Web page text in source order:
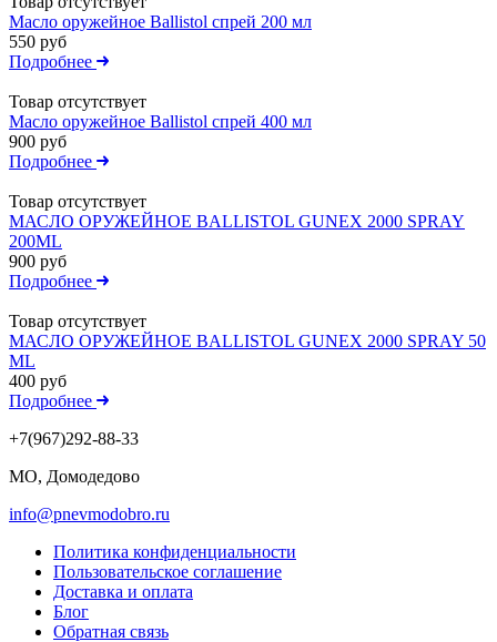
Масло оружейное Ballistol спрей 200 мл
550 руб
Подробнее
Товар отсутствует
Масло оружейное Ballistol спрей 400 мл
900 руб
Подробнее
Товар отсутствует
МАСЛО ОРУЖЕЙНОЕ BALLISTOL GUNEX 2000 SPRAY
200ML
900 руб
Подробнее
Товар отсутствует
МАСЛО ОРУЖЕЙНОЕ BALLISTOL GUNEX 2000 SPRAY 50
ML
400 руб
Подробнее
+7(967)292-88-33
МО, Домодедово
info@pnevmodobro.ru
Политика конфиденциальности
Пользовательское соглашение
Доставка и оплата
Блог
Обратная связь